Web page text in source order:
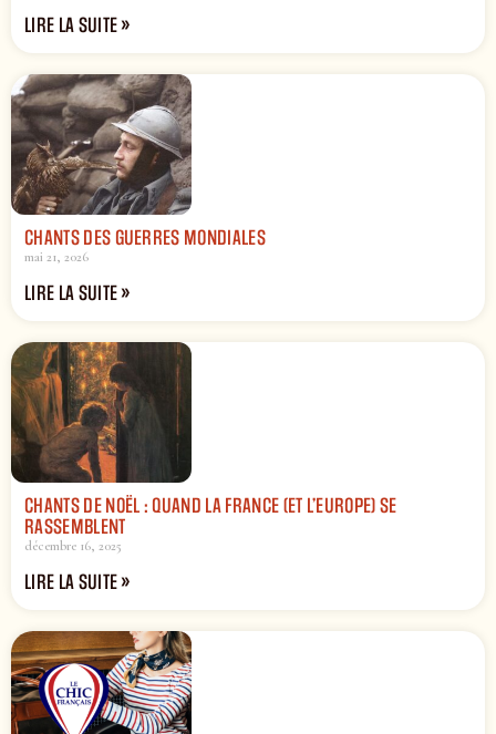
LIRE LA SUITE »
CHANTS DES GUERRES MONDIALES
mai 21, 2026
LIRE LA SUITE »
CHANTS DE NOËL : QUAND LA FRANCE (ET L’EUROPE) SE
RASSEMBLENT
décembre 16, 2025
LIRE LA SUITE »